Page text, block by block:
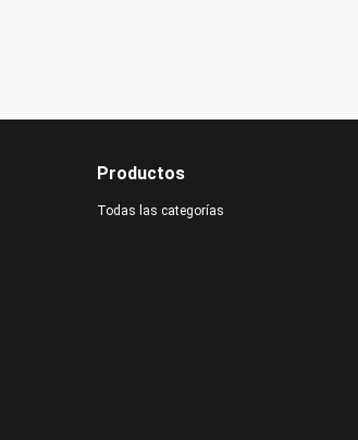
Productos
Todas las categorías